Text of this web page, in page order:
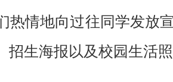
热情地向过往同学发放
招生海报以及校园生活